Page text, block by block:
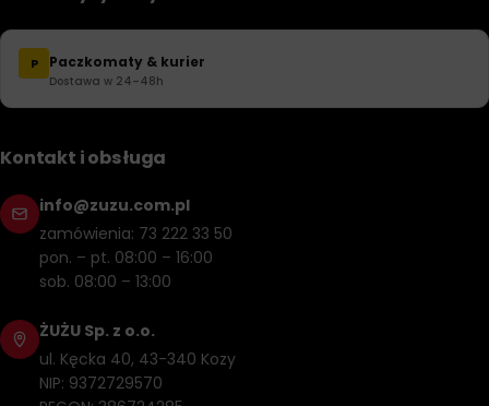
P Paczkomaty & kurier
Dostawa w 24–48h
Kontakt i obsługa
info@zuzu.com.pl
zamówienia: 73 222 33 50
pon. – pt. 08:00 – 16:00
sob. 08:00 – 13:00
ŻUŻU Sp. z o.o.
ul. Kęcka 40, 43-340 Kozy
NIP: 9372729570